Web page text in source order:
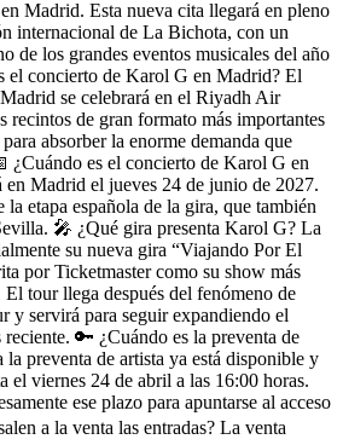
Madrid. Esta nueva cita llegará en pleno
internacional de La Bichota, con un
de los grandes eventos musicales del año
el concierto de Karol G en Madrid? El
se celebrará en el Riyadh Air
recintos de gran formato más importantes
absorber la enorme demanda que
¿Cuándo es el concierto de Karol G en
Madrid el jueves 24 de junio de 2027.
la etapa española de la gira, que también
🎤 ¿Qué gira presenta Karol G? La
su nueva gira “Viajando Por El
por Ticketmaster como su show más
tour llega después del fenómeno de
y servirá para seguir expandiendo el
reciente. 🔑 ¿Cuándo es la preventa de
la preventa de artista ya está disponible y
el viernes 24 de abril a las 16:00 horas.
ese plazo para apuntarse al acceso
a la venta las entradas? La venta